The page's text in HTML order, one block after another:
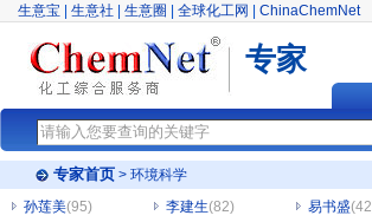
生意宝 生意社 生意圈 全球化工网 ChinaChemNet
专家
专家首页 > 环境科学
孙莲美(95) 李建生(82) 易书盛